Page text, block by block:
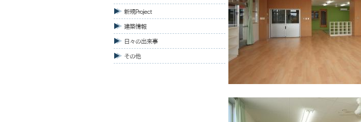
新規Project
建築情報
日々の出来事
その他